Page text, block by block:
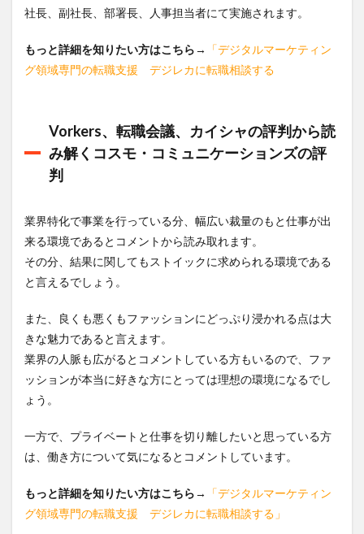
社長、副社長、部署長、人事担当者にて実施されます。
もっと詳細を知りたい方はこちら→
「デジタルマーケティン
グ領域専門の転職支援 デジレカに転職相談する
Vorkers、転職会議、カイシャの評判から読
み解くコスモ・コミュニケーションズの評
判
業界特化で事業を行っている分、幅広い裁量のもと仕事が出
来る環境であるとコメントから読み取れます。
その分、結果に関してもストイックに求められる環境である
と言えるでしょう。
また、良くも悪くもファッションにどっぷり浸かれる点は大
きな魅力であると言えます。
業界の人脈も広がるとコメントしている方もいるので、ファ
ッションが本当に好きな方にとっては理想の環境になるでし
ょう。
一方で、プライベートと仕事を切り離したいと思っている方
は、働き方について気になるとコメントしています。
もっと詳細を知りたい方はこちら→
「デジタルマーケティン
グ領域専門の転職支援 デジレカに転職相談する」